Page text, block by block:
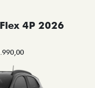
4P 2026